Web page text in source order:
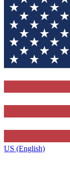
US (English)